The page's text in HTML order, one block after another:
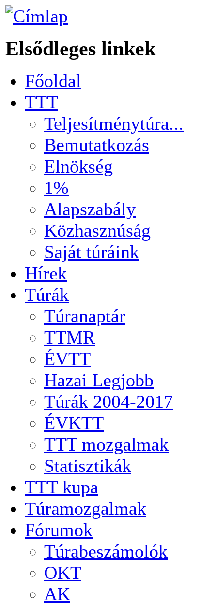
Elsődleges linkek
Főoldal
TTT
Teljesítménytúra...
Bemutatkozás
Elnökség
1%
Alapszabály
Közhasznúság
Saját túráink
Hírek
Túrák
Túranaptár
TTMR
ÉVTT
Hazai Legjobb
Túrák 2004-2017
ÉVKTT
TTT mozgalmak
Statisztikák
TTT kupa
Túramozgalmak
Fórumok
Túrabeszámolók
OKT
AK